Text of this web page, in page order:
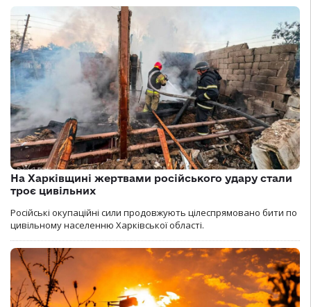
На Харківщині жертвами російського удару стали
троє цивільних
Російські окупаційні сили продовжують цілеспрямовано бити по
цивільному населенню Харківської області.